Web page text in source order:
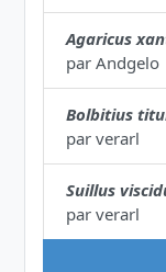
Agaricus
par Andgelo
Bolbitius
par verarl
Suillus
par verarl